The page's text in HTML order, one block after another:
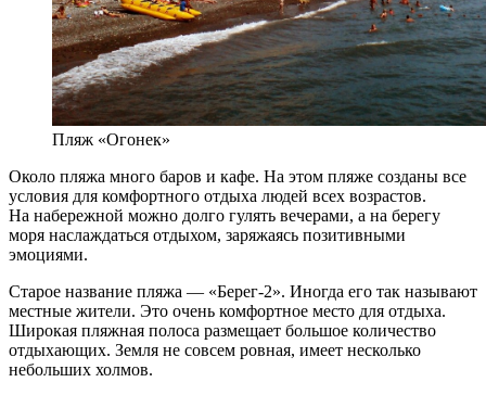
Пляж «Огонек»
Около пляжа много баров и кафе. На этом пляже созданы все
условия для комфортного отдыха людей всех возрастов.
На набережной можно долго гулять вечерами, а на берегу
моря наслаждаться отдыхом, заряжаясь позитивными
эмоциями.
Старое название пляжа — «Берег-2». Иногда его так называют
местные жители. Это очень комфортное место для отдыха.
Широкая пляжная полоса размещает большое количество
отдыхающих. Земля не совсем ровная, имеет несколько
небольших холмов.